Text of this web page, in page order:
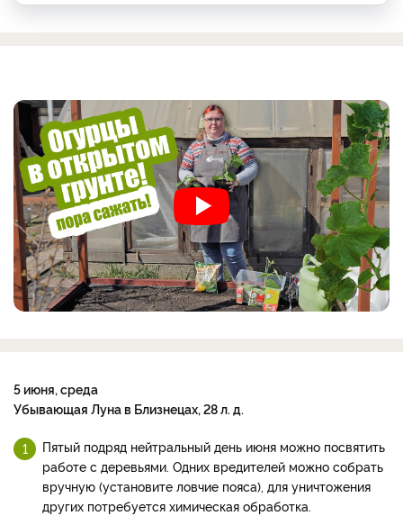
5 июня, среда
Убывающая Луна в Близнецах, 28 л. д.
Пятый подряд нейтральный день июня можно посвятить
работе с деревьями. Одних вредителей можно собрать
вручную (установите ловчие пояса), для уничтожения
других потребуется химическая обработка.